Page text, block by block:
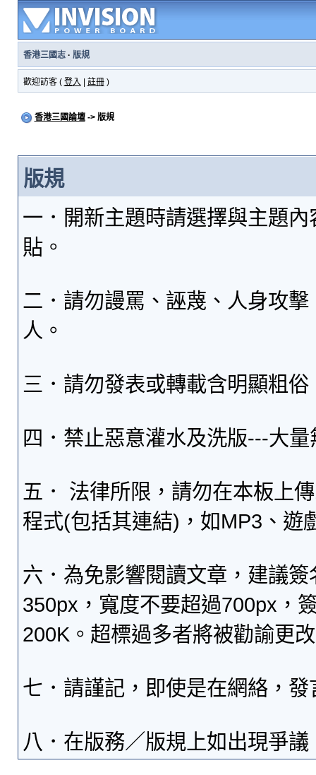
香港三國志· 版規
歡迎訪客 ( 登入 註冊)
香港三國論壇-> 版規
版規
一．開新主題時請選擇與主題
貼。
二．請勿謾罵、誣蔑、人身攻
人。
三．請勿發表或轉載含明顯粗
四．禁止惡意灌水及洗版---大
五． 法律所限，請勿在本板上
程式(包括其連結)，如MP3、遊
六．為免影響閱讀文章，建議
350px，寬度不要超過700px，
200K。超標過多者將被勸諭更
七．請謹記，即使是在網絡，
八．在版務／版規上如出現爭